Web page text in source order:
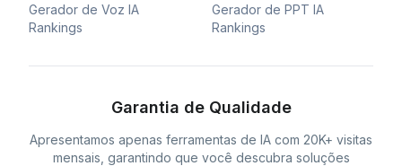
Gerador de Voz IA
Rankings
Gerador de PPT IA
Rankings
Garantia de Qualidade
Apresentamos apenas ferramentas de IA com 20K+ visitas
mensais, garantindo que você descubra soluções